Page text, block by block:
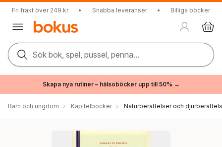
Fri frakt över 249 kr • Snabba leveranser • Billiga böcker
Sök bok, spel, pussel, penna...
Skapa nya rutiner – hälsoböcker upp till 50% →
Barn och ungdom Kapitelböcker Naturberättelser och